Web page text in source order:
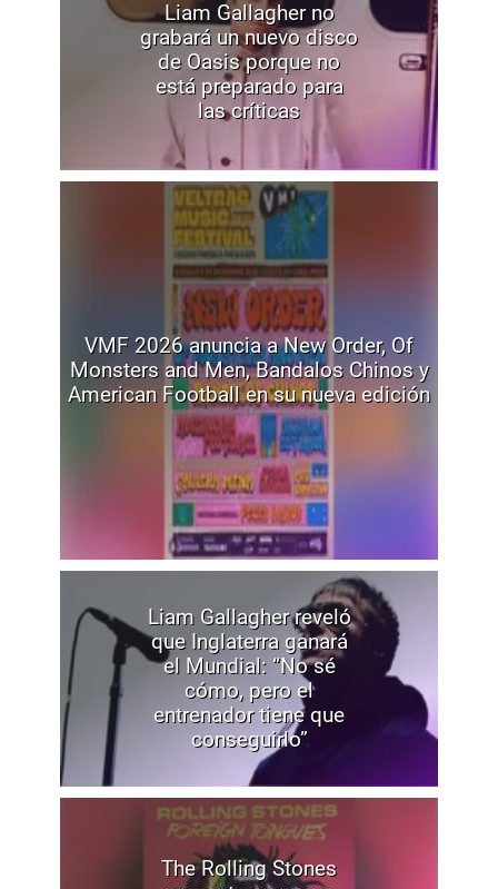
Liam Gallagher no
grabará un nuevo disco
de Oasis porque no
está preparado para
las críticas
VMF 2026 anuncia a New Order, Of
Monsters and Men, Bandalos Chinos y
American Football en su nueva edición
Liam Gallagher reveló
que Inglaterra ganará
el Mundial: “No sé
cómo, pero el
entrenador tiene que
conseguirlo”
The Rolling Stones